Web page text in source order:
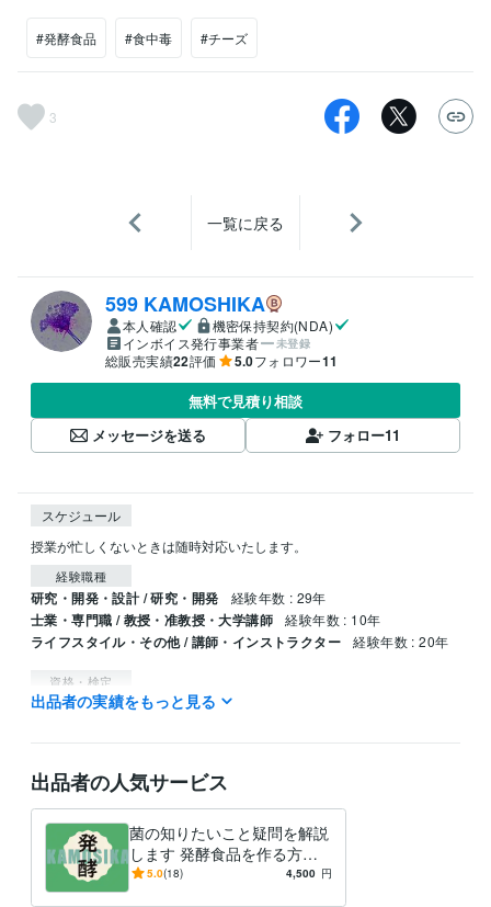
#発酵食品 #食中毒 #チーズ
3
一覧に戻る
599 KAMOSHIKA
本人確認
機密保持契約(NDA)
インボイス発行事業者
未登録
総販売実績22評価 5.0フォロワー11
無料で見積り相談
メッセージを送る
フォロー11
スケジュール
授業が忙しくないときは随時対応いたします。
経験職種
研究・開発・設計 / 研究・開発 経験年数 : 29年
士業・専門職 / 教授・准教授・大学講師 経験年数 : 10年
ライフスタイル・その他 / 講師・インストラクター 経験年数 : 20年
資格・検定
毒物劇物取扱責任者 取得年 : 1993年
高等学校教諭免許 取得年 : 1993年
食品衛生管理者
食品衛生責任者 取得年 : 1993年
有機溶剤作業主任者 取得年 : 2007年
アロマテラピー検定1級 取得年 : 2005年
ボイラー取扱技能者 取得年 : 2005年
得意分野
出品者の実績をもっと見る
出品者の人気サービス
菌の知りたいこと疑問を解説
します 発酵食品を作る方、
食べる方へ、欠かせない
5.0(18) 4,500 円